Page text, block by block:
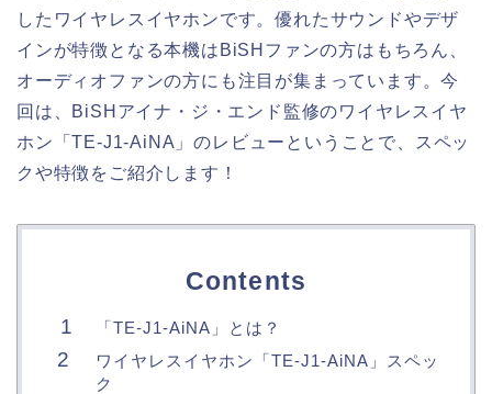
したワイヤレスイヤホンです。優れたサウンドやデザ
インが特徴となる本機はBiSHファンの方はもちろん、
オーディオファンの方にも注目が集まっています。今
回は、BiSHアイナ・ジ・エンド監修のワイヤレスイヤ
ホン「TE-J1-AiNA」のレビューということで、スペッ
クや特徴をご紹介します！
Contents
「TE-J1-AiNA」とは？
ワイヤレスイヤホン「TE-J1-AiNA」スペッ
ク